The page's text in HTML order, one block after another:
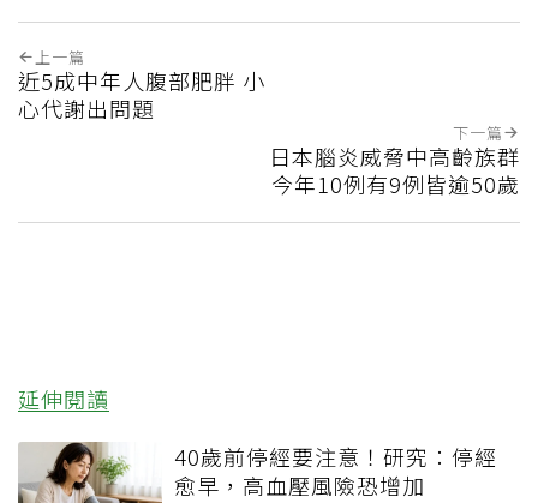
上一篇
近5成中年人腹部肥胖 小
心代謝出問題
下一篇
日本腦炎威脅中高齡族群
今年10例有9例皆逾50歲
延伸閱讀
40歲前停經要注意！研究：停經
愈早，高血壓風險恐增加